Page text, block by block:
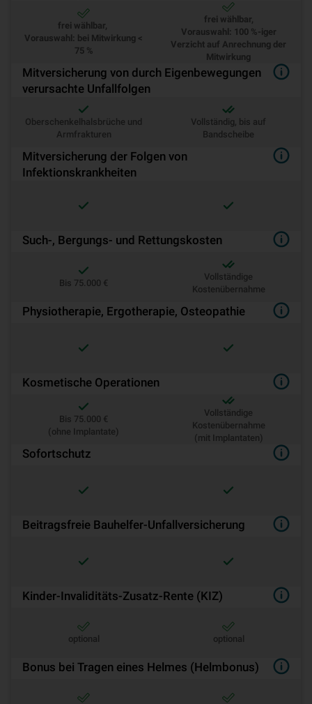
frei wählbar,
Vorauswahl: bei Mitwirkung <
75 %
frei wählbar,
Vorauswahl: 100 %-iger
Verzicht auf Anrechnung der
Mitwirkung
Mitversicherung von durch Eigenbewegungen
verursachte Unfallfolgen
Oberschenkelhalsbrüche und
Armfrakturen
Vollständig, bis auf
Bandscheibe
Mitversicherung der Folgen von
Infektionskrankheiten
Such-, Bergungs- und Rettungskosten
Bis 75.000 €
Vollständige
Kostenübernahme
Physiotherapie, Ergotherapie, Osteopathie
Kosmetische Operationen
Bis 75.000 €
(ohne Implantate)
Vollständige
Kostenübernahme
(mit Implantaten)
Sofortschutz
Beitragsfreie Bauhelfer-Unfallversicherung
Kinder-Invaliditäts-Zusatz-Rente (KIZ)
optional optional
Bonus bei Tragen eines Helmes (Helmbonus)